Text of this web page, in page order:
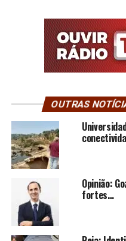
OUTRAS
Opinião:
fortes…